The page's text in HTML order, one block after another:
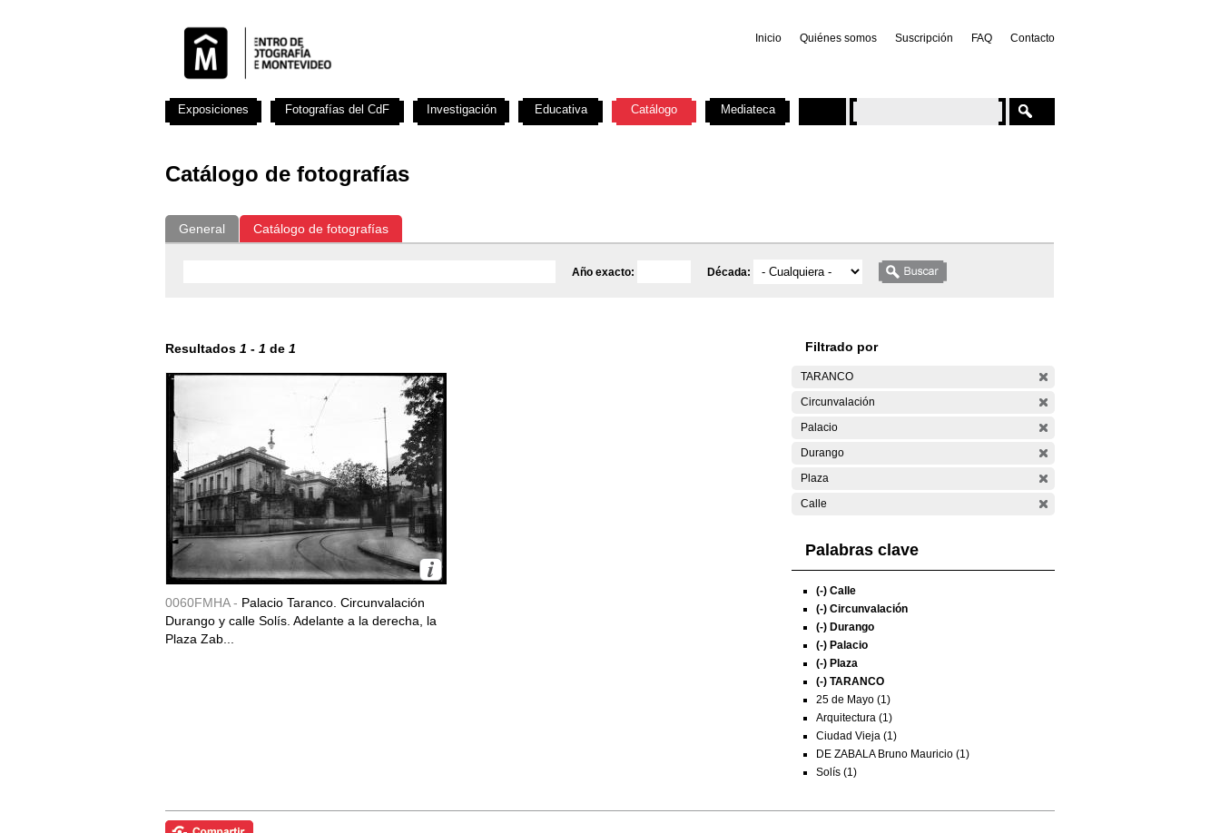
Inicio Quiénes somos Suscripción FAQ Contacto
Catálogo de fotografías
General Catálogo de fotografías
Año exacto: Década:
Resultados 1 - 1 de 1
0060FMHA - Palacio Taranco. Circunvalación
Durango y calle Solís. Adelante a la derecha, la
Plaza Zab...
Filtrado por
TARANCO
Circunvalación
Palacio
Durango
Plaza
Calle
Palabras clave
(-) Calle
(-) Circunvalación
(-) Durango
(-) Palacio
(-) Plaza
(-) TARANCO
25 de Mayo (1)
Arquitectura (1)
Ciudad Vieja (1)
DE ZABALA Bruno Mauricio (1)
Solís (1)
Exposiciones Fotografías del CdF Investigación Educativa Catálogo Mediateca